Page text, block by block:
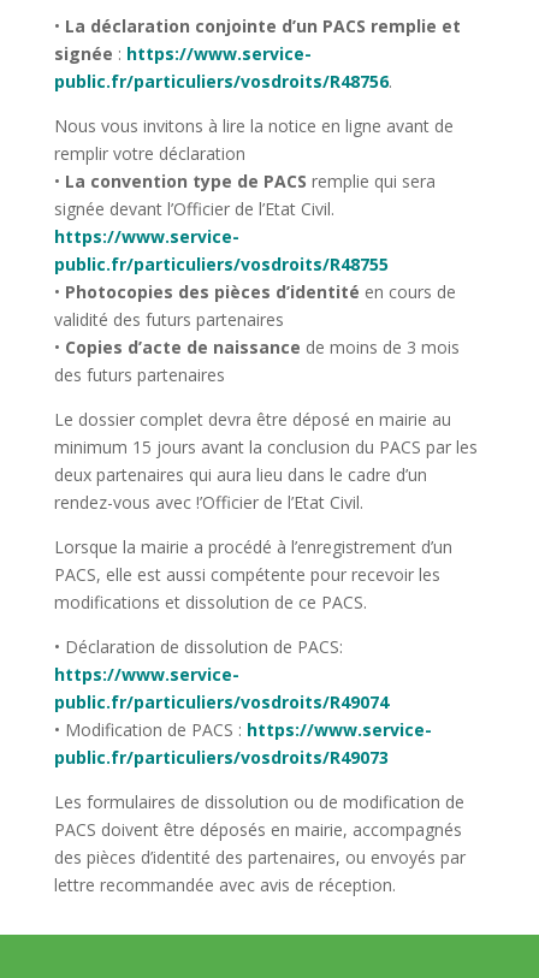
• La déclaration conjointe d’un PACS remplie et
signée : https://www.service­
public.fr/particuliers/vosdroits/R48756.
Nous vous invitons à lire la notice en ligne avant de
remplir votre déclaration
• La convention type de PACS remplie qui sera
signée devant l’Officier de l’Etat Civil.
https://www.service-
public.fr/particuliers/vosdroits/R48755
• Photocopies des pièces d’identité en cours de
validité des futurs partenaires
• Copies d’acte de naissance de moins de 3 mois
des futurs partenaires
Le dossier complet devra être déposé en mairie au
minimum 15 jours avant la conclusion du PACS par les
deux partenaires qui aura lieu dans le cadre d’un
rendez-vous avec !’Officier de l’Etat Civil.
Lorsque la mairie a procédé à l’enregistrement d’un
PACS, elle est aussi compétente pour recevoir les
modifications et dissolution de ce PACS.
• Déclaration de dissolution de PACS:
https://www.service­-
public.fr/particuliers/vosdroits/R49074
• Modification de PACS : https://www.service-
public.fr/particuliers/vosdroits/R49073
Les formulaires de dissolution ou de modification de
PACS doivent être déposés en mairie, accompagnés
des pièces d’identité des partenaires, ou envoyés par
lettre recommandée avec avis de réception.